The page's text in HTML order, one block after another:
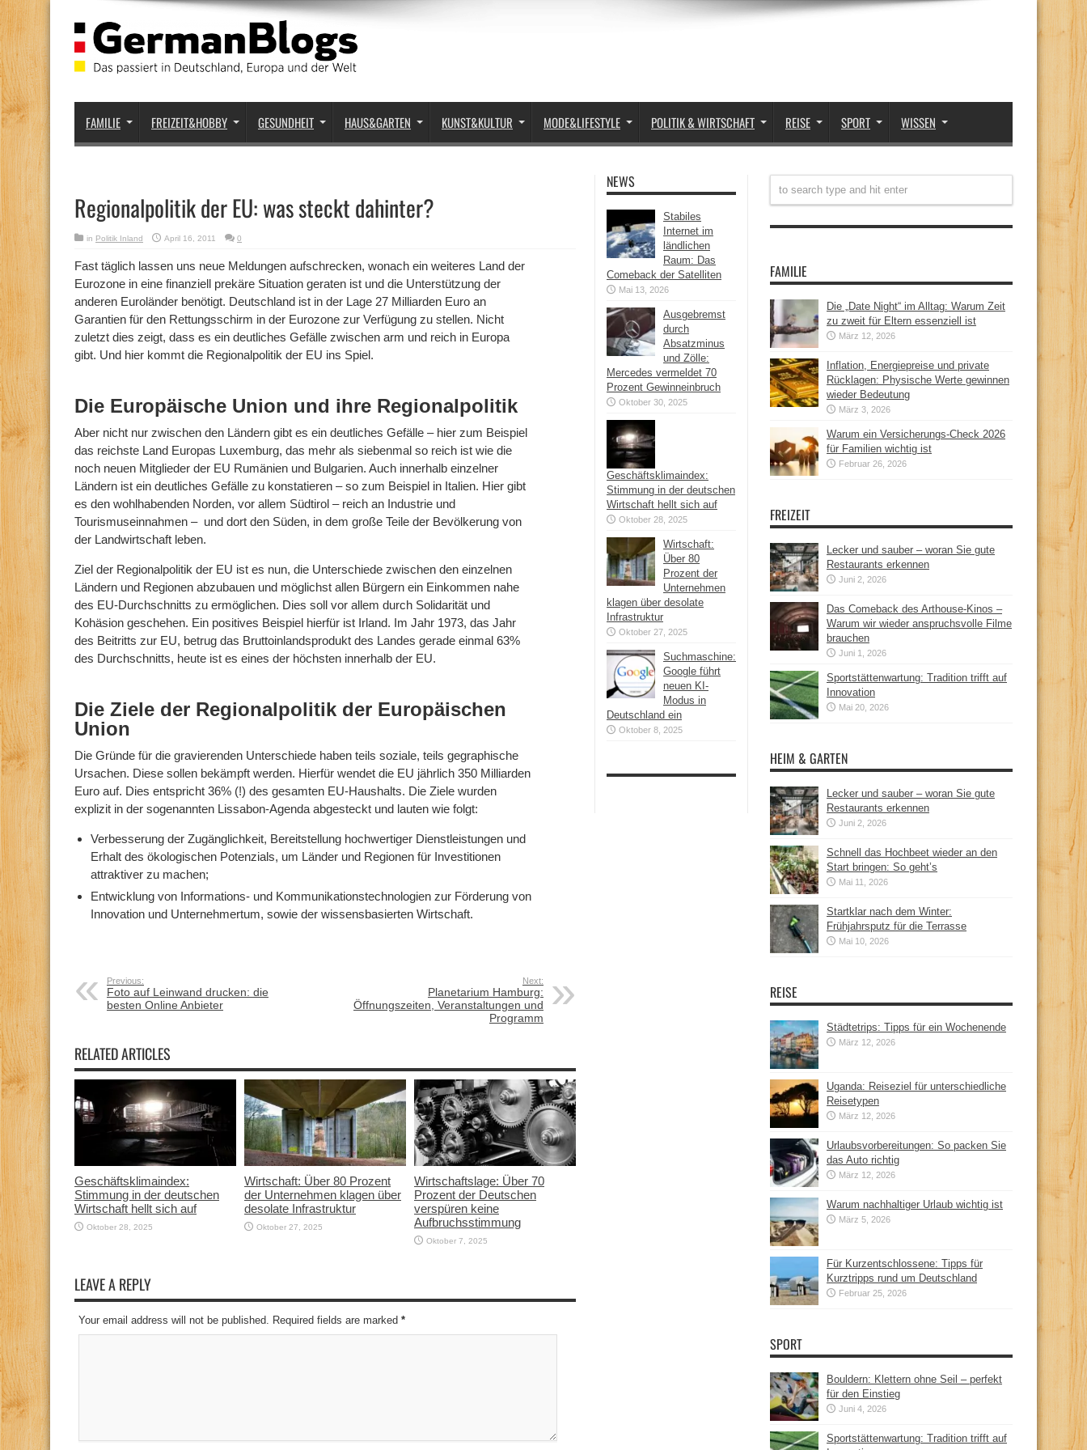
FAMILIE FREIZEIT&HOBBY GESUNDHEIT HAUS&GARTEN KUNST&KULTUR MODE&LIFESTYLE POLITIK & WIRTSCHAFT REISE SPORT WISSEN
Regionalpolitik der EU: was steckt dahinter?
in Politik Inland April 16, 2011 0
Fast täglich lassen uns neue Meldungen aufschrecken, wonach ein weiteres Land der
Eurozone in eine finanziell prekäre Situation geraten ist und die Unterstützung der
anderen Euroländer benötigt. Deutschland ist in der Lage 27 Milliarden Euro an
Garantien für den Rettungsschirm in der Eurozone zur Verfügung zu stellen. Nicht
zuletzt dies zeigt, dass es ein deutliches Gefälle zwischen arm und reich in Europa
gibt. Und hier kommt die Regionalpolitik der EU ins Spiel.
Die Europäische Union und ihre Regionalpolitik
Aber nicht nur zwischen den Ländern gibt es ein deutliches Gefälle – hier zum Beispiel
das reichste Land Europas Luxemburg, das mehr als siebenmal so reich ist wie die
noch neuen Mitglieder der EU Rumänien und Bulgarien. Auch innerhalb einzelner
Ländern ist ein deutliches Gefälle zu konstatieren – so zum Beispiel in Italien. Hier gibt
es den wohlhabenden Norden, vor allem Südtirol – reich an Industrie und
Tourismuseinnahmen – und dort den Süden, in dem große Teile der Bevölkerung von
der Landwirtschaft leben.
Ziel der Regionalpolitik der EU ist es nun, die Unterschiede zwischen den einzelnen
Ländern und Regionen abzubauen und möglichst allen Bürgern ein Einkommen nahe
des EU-Durchschnitts zu ermöglichen. Dies soll vor allem durch Solidarität und
Kohäsion geschehen. Ein positives Beispiel hierfür ist Irland. Im Jahr 1973, das Jahr
des Beitritts zur EU, betrug das Bruttoinlandsprodukt des Landes gerade einmal 63%
des Durchschnitts, heute ist es eines der höchsten innerhalb der EU.
Die Ziele der Regionalpolitik der Europäischen
Union
Die Gründe für die gravierenden Unterschiede haben teils soziale, teils gegraphische
Ursachen. Diese sollen bekämpft werden. Hierfür wendet die EU jährlich 350 Milliarden
Euro auf. Dies entspricht 36% (!) des gesamten EU-Haushalts. Die Ziele wurden
explizit in der sogenannten Lissabon-Agenda abgesteckt und lauten wie folgt:
Verbesserung der Zugänglichkeit, Bereitstellung hochwertiger Dienstleistungen und
Erhalt des ökologischen Potenzials, um Länder und Regionen für Investitionen
attraktiver zu machen;
Entwicklung von Informations- und Kommunikationstechnologien zur Förderung von
Innovation und Unternehmertum, sowie der wissensbasierten Wirtschaft.
Previous:
Foto auf Leinwand drucken: die
besten Online Anbieter
Next:
Planetarium Hamburg:
Öffnungszeiten, Veranstaltungen und
Programm
RELATED ARTICLES
Geschäftsklimaindex:
Stimmung in der deutschen
Wirtschaft hellt sich auf
Oktober 28, 2025
Wirtschaft: Über 80 Prozent
der Unternehmen klagen über
desolate Infrastruktur
Oktober 27, 2025
Wirtschaftslage: Über 70
Prozent der Deutschen
verspüren keine
Aufbruchsstimmung
Oktober 7, 2025
LEAVE A REPLY
Your email address will not be published. Required fields are marked *
NEWS
Stabiles
Internet im
ländlichen
Raum: Das
Comeback der Satelliten
Mai 13, 2026
Ausgebremst
durch
Absatzminus
und Zölle:
Mercedes vermeldet 70
Prozent Gewinneinbruch
Oktober 30, 2025
Geschäftsklimaindex:
Stimmung in der deutschen
Wirtschaft hellt sich auf
Oktober 28, 2025
Wirtschaft:
Über 80
Prozent der
Unternehmen
klagen über desolate
Infrastruktur
Oktober 27, 2025
Suchmaschine:
Google führt
neuen KI-
Modus in
Deutschland ein
Oktober 8, 2025
FAMILIE
Die „Date Night“ im Alltag: Warum Zeit
zu zweit für Eltern essenziell ist
März 12, 2026
Inflation, Energiepreise und private
Rücklagen: Physische Werte gewinnen
wieder Bedeutung
März 3, 2026
Warum ein Versicherungs-Check 2026
für Familien wichtig ist
Februar 26, 2026
FREIZEIT
Lecker und sauber – woran Sie gute
Restaurants erkennen
Juni 2, 2026
Das Comeback des Arthouse-Kinos –
Warum wir wieder anspruchsvolle Filme
brauchen
Juni 1, 2026
Sportstättenwartung: Tradition trifft auf
Innovation
Mai 20, 2026
HEIM & GARTEN
Lecker und sauber – woran Sie gute
Restaurants erkennen
Juni 2, 2026
Schnell das Hochbeet wieder an den
Start bringen: So geht’s
Mai 11, 2026
Startklar nach dem Winter:
Frühjahrsputz für die Terrasse
Mai 10, 2026
REISE
Städtetrips: Tipps für ein Wochenende
März 12, 2026
Uganda: Reiseziel für unterschiedliche
Reisetypen
März 12, 2026
Urlaubsvorbereitungen: So packen Sie
das Auto richtig
März 12, 2026
Warum nachhaltiger Urlaub wichtig ist
März 5, 2026
Für Kurzentschlossene: Tipps für
Kurztripps rund um Deutschland
Februar 25, 2026
SPORT
Bouldern: Klettern ohne Seil – perfekt
für den Einstieg
Juni 4, 2026
Sportstättenwartung: Tradition trifft auf